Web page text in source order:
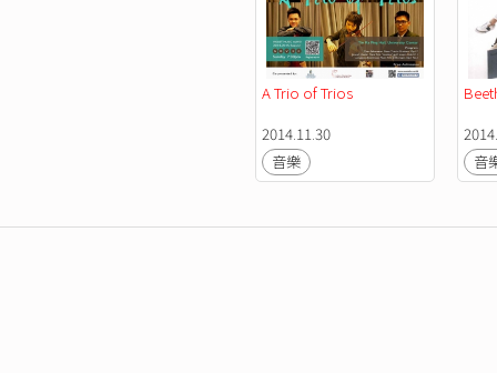
A Trio of Trios
2014.11.30
音樂
音